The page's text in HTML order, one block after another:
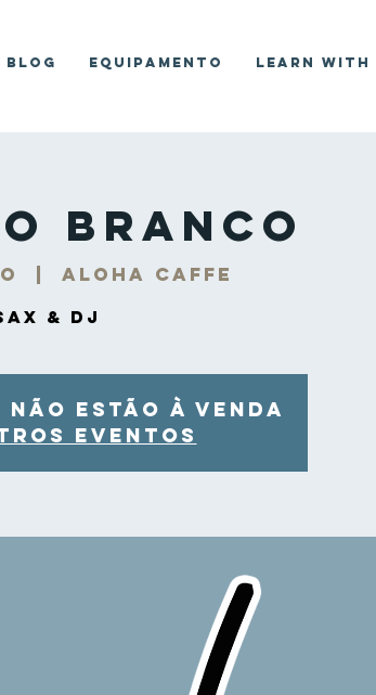
Blog Equipamento Learn With
Branco
Aloha Caffe
& DJ
não estão à venda
eventos